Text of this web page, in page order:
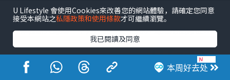
《U GO》请您去香港运动节2026！
体验新兴运动💦＋竞技赛事💪＋100+运动用品摊位🔥
本周好去处
U Lifestyle 會使用Cookies來改善您的網站體驗，請確定您同意
接受本網站之私隱政策和使用條款才可繼續瀏覽。
我已閱讀及同意